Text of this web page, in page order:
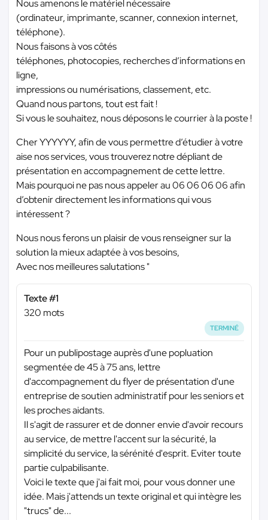
Nous amenons le matériel nécessaire
(ordinateur, imprimante, scanner, connexion internet,
téléphone).
Nous faisons à vos côtés
téléphones, photocopies, recherches d’informations en
ligne,
impressions ou numérisations, classement, etc.
Quand nous partons, tout est fait !
Si vous le souhaitez, nous déposons le courrier à la poste !
Cher YYYYYY, afin de vous permettre d’étudier à votre
aise nos services, vous trouverez notre dépliant de
présentation en accompagnement de cette lettre.
Mais pourquoi ne pas nous appeler au 06 06 06 06 afin
d’obtenir directement les informations qui vous
intéressent ?
Nous nous ferons un plaisir de vous renseigner sur la
solution la mieux adaptée à vos besoins,
Avec nos meilleures salutations "
Texte #1
320 mots
TERMINÉ
Pour un publipostage auprès d'une popluation
segmentée de 45 à 75 ans, lettre
d'accompagnement du flyer de présentation d'une
entreprise de soutien administratif pour les seniors et
les proches aidants.
Il s'agit de rassurer et de donner envie d'avoir recours
au service, de mettre l'accent sur la sécurité, la
simplicité du service, la sérénité d'esprit. Eviter toute
partie culpabilisante.
Voici le texte que j'ai fait moi, pour vous donner une
idée. Mais j'attends un texte original et qui intègre les
"trucs" de...